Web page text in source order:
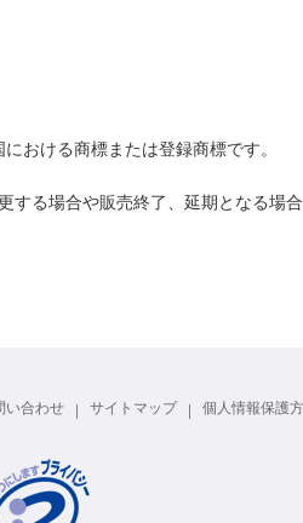
おける商標または登録商標です。
る場合や販売終了、延期となる場合
い合わせ サイトマップ 個人情報保護